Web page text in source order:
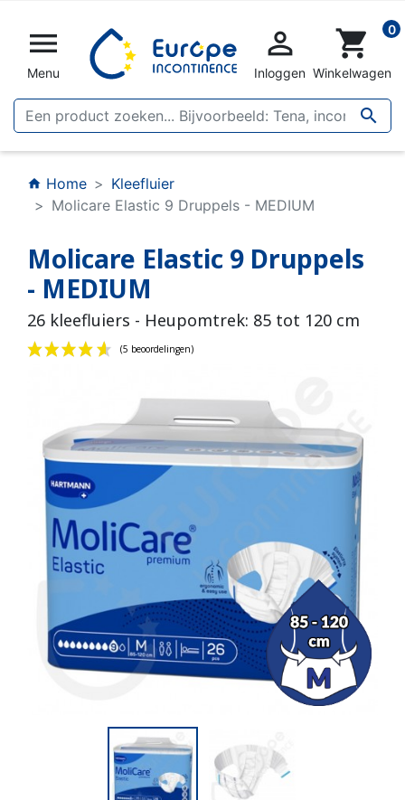

Menu


Inloggen
shopping_cart 0
Winkelwagen
home Home
Kleefluier
Molicare Elastic 9 Druppels - MEDIUM
Molicare Elastic 9 Druppels
- MEDIUM
26 kleefluiers - Heupomtrek: 85 tot 120 cm